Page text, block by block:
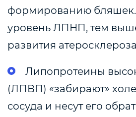
формированию
уровень ЛПНП, тем
развития
Липопротеины
(ЛПВП) «забирают»
сосуда и несут его